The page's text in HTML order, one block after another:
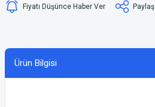
Fiyatı Düşünce Haber Ver Paylaş
Ürün Bilgisi